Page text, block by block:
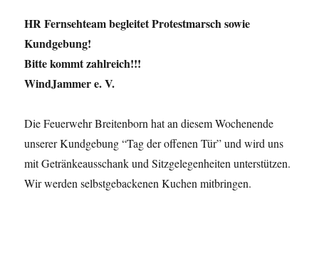
HR Fernsehteam begleitet Protestmarsch sowie
Kundgebung!
Bitte kommt zahlreich!!!
WindJammer e. V.
Die Feuerwehr Breitenborn hat an diesem Wochenende
unserer Kundgebung “Tag der offenen Tür” und wird uns
mit Getränkeausschank und Sitzgelegenheiten unterstützen.
Wir werden selbstgebackenen Kuchen mitbringen.